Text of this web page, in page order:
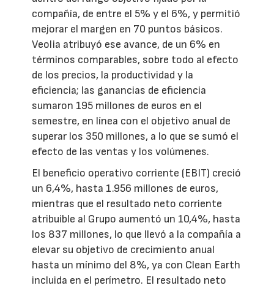
compañía, de entre el 5% y el 6%, y permitió
mejorar el margen en 70 puntos básicos.
Veolia atribuyó ese avance, de un 6% en
términos comparables, sobre todo al efecto
de los precios, la productividad y la
eficiencia; las ganancias de eficiencia
sumaron 195 millones de euros en el
semestre, en línea con el objetivo anual de
superar los 350 millones, a lo que se sumó el
efecto de las ventas y los volúmenes.
El beneficio operativo corriente (EBIT) creció
un 6,4%, hasta 1.956 millones de euros,
mientras que el resultado neto corriente
atribuible al Grupo aumentó un 10,4%, hasta
los 837 millones, lo que llevó a la compañía a
elevar su objetivo de crecimiento anual
hasta un mínimo del 8%, ya con Clean Earth
incluida en el perímetro. El resultado neto